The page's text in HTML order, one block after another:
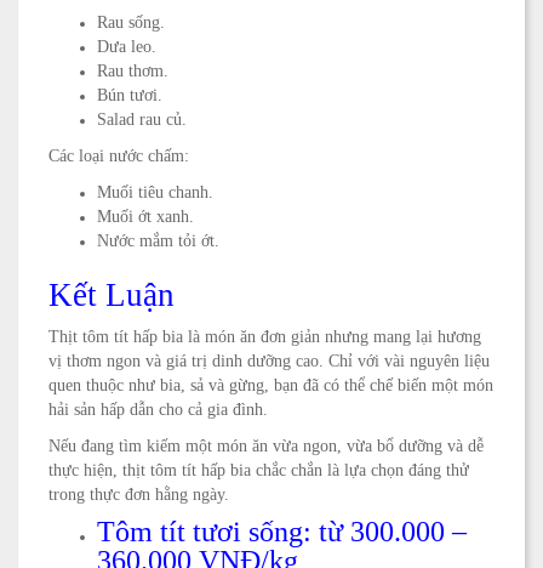
Rau sống.
Dưa leo.
Rau thơm.
Bún tươi.
Salad rau củ.
Các loại nước chấm:
Muối tiêu chanh.
Muối ớt xanh.
Nước mắm tỏi ớt.
Kết Luận
Thịt tôm tít hấp bia là món ăn đơn giản nhưng mang lại hương
vị thơm ngon và giá trị dinh dưỡng cao. Chỉ với vài nguyên liệu
quen thuộc như bia, sả và gừng, bạn đã có thể chế biến một món
hải sản hấp dẫn cho cả gia đình.
Nếu đang tìm kiếm một món ăn vừa ngon, vừa bổ dưỡng và dễ
thực hiện, thịt tôm tít hấp bia chắc chắn là lựa chọn đáng thử
trong thực đơn hằng ngày.
Tôm tít tươi sống: từ 300.000 –
360.000 VNĐ/kg